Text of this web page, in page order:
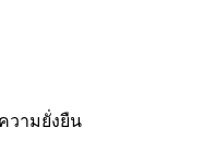
วามยั่งยืน